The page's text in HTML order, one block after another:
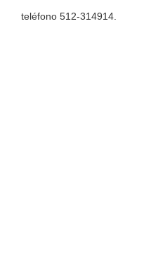
teléfono 512-314914.